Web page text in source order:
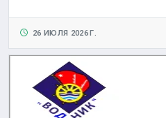
26 ИЮЛЯ 2026 Г.